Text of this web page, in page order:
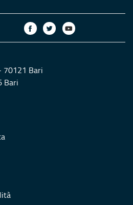
70121 Bari
Bari